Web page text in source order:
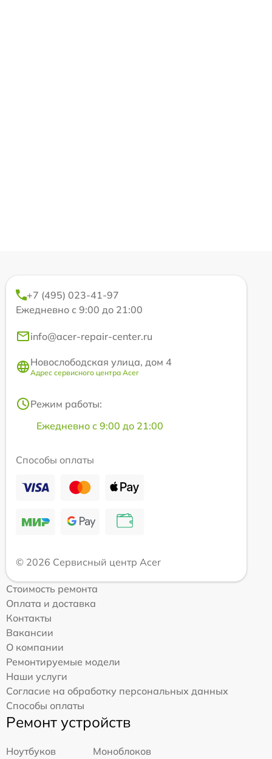
+7 (495) 023-41-97
Ежедневно с 9:00 до 21:00
info@acer-repair-center.ru
Новослободская улица, дом 4
Адрес сервисного центра Acer
Режим работы:
Ежедневно с 9:00 до 21:00
Способы оплаты
© 2026 Сервисный центр Acer
Стоимость ремонта
Оплата и доставка
Контакты
Вакансии
О компании
Ремонтируемые модели
Наши услуги
Согласие на обработку персональных данных
Способы оплаты
Ремонт устройств
Ноутбуков
Моноблоков